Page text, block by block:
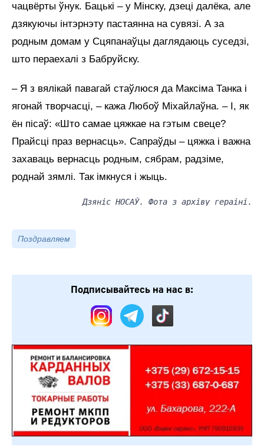
чацвёрты ўнук. Бацькі – у Мінску, дзеці далёка, але
дзякуючы інтэрнэту пастаянна на сувязі. А за
родным домам у Сцяпанаўцы даглядаюць суседзі,
што пераехалі з Бабруйску.
– Я з вялікай павагай стаўлюся да Максіма Танка і
ягонай творчасці, – кажа Любоў Міхайлаўна. – І, як
ён пісаў: «Што самае цяжкае на гэтым свеце?
Прайсці праз вернасць». Сапраўды – цяжка і важна
захаваць вернасць родным, сябрам, радзіме,
роднай зямлі. Так імкнуся і жыць.
Дзяніс НОСАЎ. Фота з архіву гераіні.
Поздравляем
Подписывайтесь на нас в: